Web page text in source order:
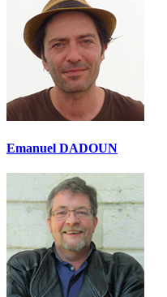
Emanuel DADOUN